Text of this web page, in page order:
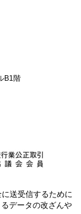
B1階
送受信するために
データの改ざんや